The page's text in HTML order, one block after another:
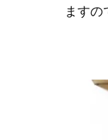
ますの